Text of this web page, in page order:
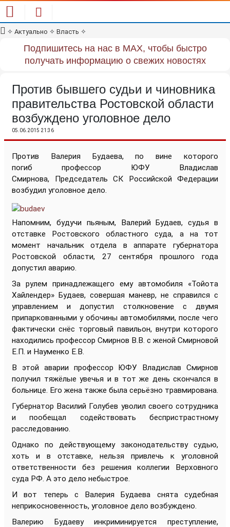
✧ Актуально ✧ Власть ✧
Подпишитесь на нас в MAX, чтобы быстро
получать информацию о свежих новостях
Против бывшего судьи и чиновника
правительства Ростовской области
возбуждено уголовное дело
05.06.2015 21:36
Против Валерия Будаева, по вине которого
погиб профессор ЮФУ Владислав
Смирнова, Председатель СК Российской Федерации
возбудил уголовное дело.
Напомним, будучи пьяным, Валерий Будаев, судья в
отставке Ростовского областного суда, а на тот
момент начальник отдела в аппарате губернатора
Ростовской области, 27 сентября прошлого года
допустил аварию.
За рулем принадлежащего ему автомобиля «Тойота
Хайлендер» Будаев, совершая маневр, не справился с
управлением и допустил столкновение с двумя
припаркованными у обочины автомобилями, после чего
фактически снёс торговый павильон, внутри которого
находились профессор Смирнов В.В. с женой Смирновой
Е.П. и Науменко Е.В.
В этой аварии профессор ЮФУ Владислав Смирнов
получил тяжёлые увечья и в тот же день скончался в
больнице. Его жена также была серьёзно травмирована.
Губернатор Василий Голубев уволил своего сотрудника
и пообещал содействовать беспристрастному
расследованию.
Однако по действующему законодательству судью,
хоть и в отставке, нельзя привлечь к уголовной
ответственности без решения коллегии Верховного
суда РФ. А это дело небыстрое.
И вот теперь с Валерия Будаева снята судебная
неприкосновенность, уголовное дело возбуждено.
Валерию Будаеву инкриминируется преступление,